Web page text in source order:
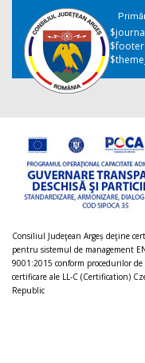
Consiliul Judeţean Argeș deţine
pentru sistemul de management
9001:2015 conform procedurilor
certificare ale LL-C (Certification)
Republic